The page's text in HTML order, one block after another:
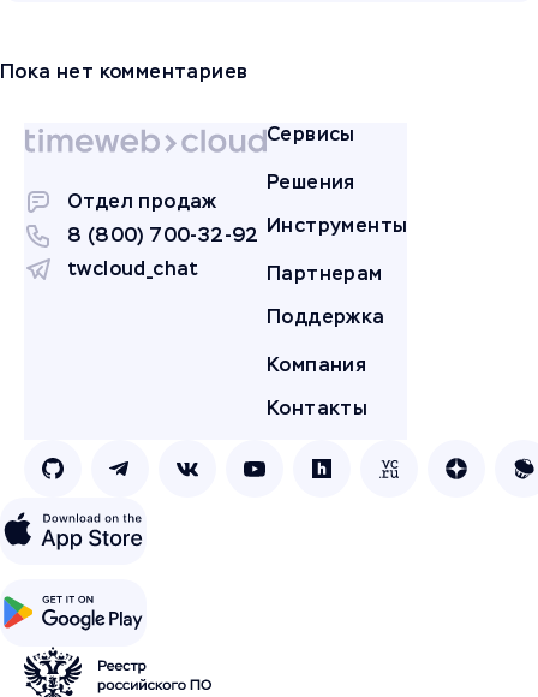
Пока нет комментариев
Отдел продаж
8 (800) 700-32-92
twcloud_chat
Сервисы
Решения
Инструменты
Партнерам
Поддержка
Компания
Контакты